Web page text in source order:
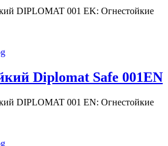
DIPLOMAT 001 EK: Огнестойкие
Diplomat Safe 001EN
DIPLOMAT 001 EN: Огнестойкие